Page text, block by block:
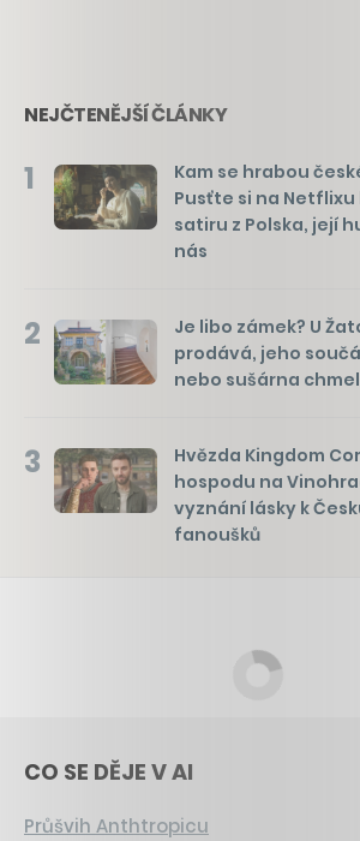
NEJČTENĚJŠÍ ČLÁNKY
1
Kam se hrabou
Pusťte si na
satiru z Polska, její
nás
2
Je libo zámek? U
prodává, jeho
nebo sušárna
3
Hvězda Kingdom
hospodu na
vyznání lásky k
fanoušků
CO SE DĚJE V AI
Průšvih Anthtropicu